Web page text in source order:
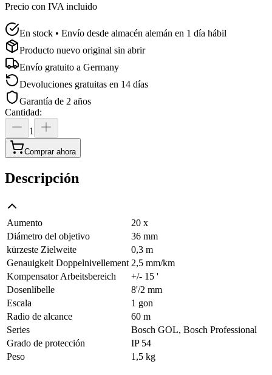
Precio con IVA incluido
En stock • Envío desde almacén alemán en 1 día hábil
Producto nuevo original sin abrir
Envío gratuito a Germany
Devoluciones gratuitas en 14 días
Garantía de 2 años
Cantidad:
1
Comprar ahora
Descripción
Aumento
20 x
Diámetro del objetivo
36 mm
kürzeste Zielweite
0,3 m
Genauigkeit Doppelnivellement 2,5 mm/km
Kompensator Arbeitsbereich
+/- 15 '
Dosenlibelle
8'/2 mm
Escala
1 gon
Radio de alcance
60 m
Series
Bosch GOL, Bosch Professional
Grado de protección
IP 54
Peso
1,5 kg